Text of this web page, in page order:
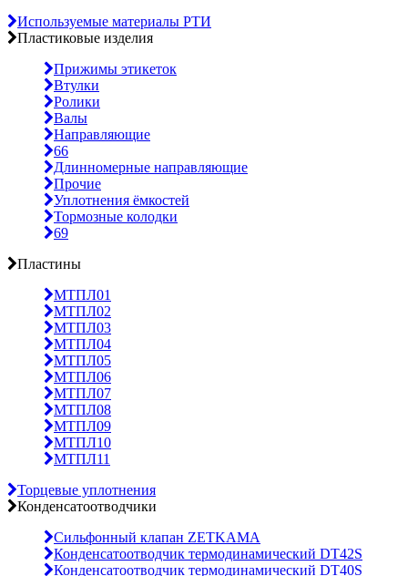
Используемые материалы РТИ
Пластиковые изделия
Прижимы этикеток
Втулки
Ролики
Валы
Направляющие
66
Длинномерные направляющие
Прочие
Уплотнения ёмкостей
Тормозные колодки
69
Пластины
МТПЛ01
МТПЛ02
МТПЛ03
МТПЛ04
МТПЛ05
МТПЛ06
МТПЛ07
МТПЛ08
МТПЛ09
МТПЛ10
МТПЛ11
Торцевые уплотнения
Конденсатоотводчики
Сильфонный клапан ZETKAMA
Конденсатоотводчик термодинамический DT42S
Конденсатоотводчик термодинамический DT40S